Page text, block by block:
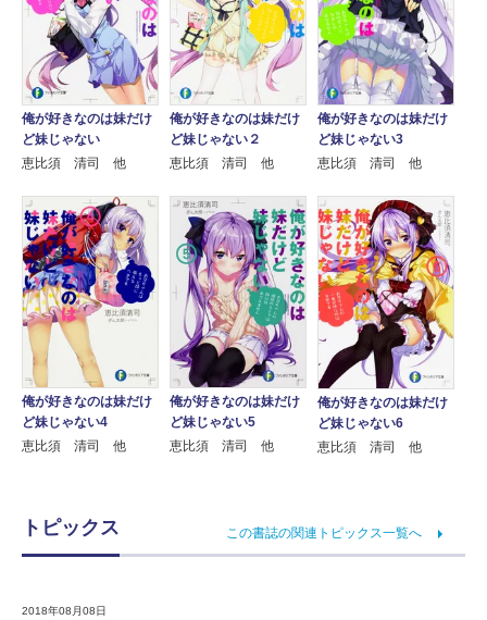
俺が好きなのは妹だけ
ど妹じゃない
恵比須 清司 他
俺が好きなのは妹だけ
ど妹じゃない２
恵比須 清司 他
俺が好きなのは妹だけ
ど妹じゃない3
恵比須 清司 他
俺が好きなのは妹だけ
ど妹じゃない4
恵比須 清司 他
俺が好きなのは妹だけ
ど妹じゃない5
恵比須 清司 他
俺が好きなのは妹だけ
ど妹じゃない6
恵比須 清司 他
トピックス この書誌の関連トピックス一覧へ
2018年08月08日